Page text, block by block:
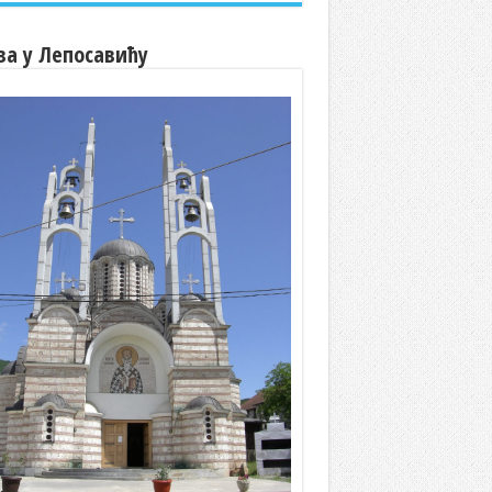
у Лепосавићу